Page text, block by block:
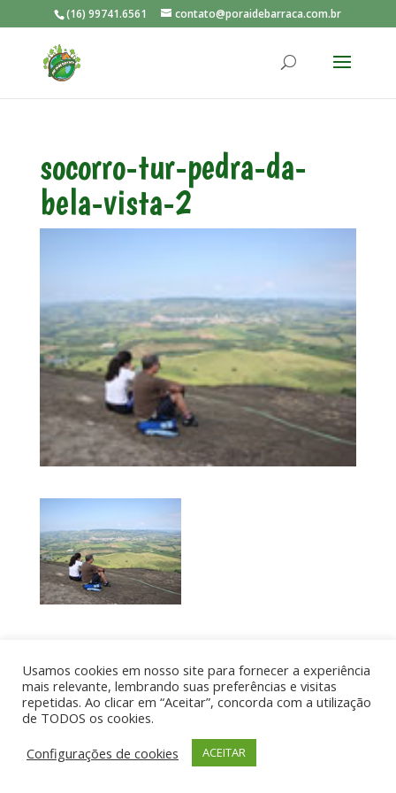
(16) 99741.6561 contato@poraidebarraca.com.br
socorro-tur-pedra-da-
bela-vista-2
Por aí de Barraca - direitos reservados - Desenvolvido
por UIA WEB
Usamos cookies em nosso site para fornecer a experiência
mais relevante, lembrando suas preferências e visitas
repetidas. Ao clicar em “Aceitar”, concorda com a utilização
de TODOS os cookies.
Configurações de cookies
ACEITAR